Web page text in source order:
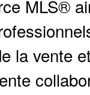
MLS®
la vente